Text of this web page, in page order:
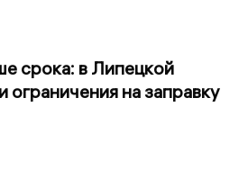
срока: в Липецкой
ограничения на заправку